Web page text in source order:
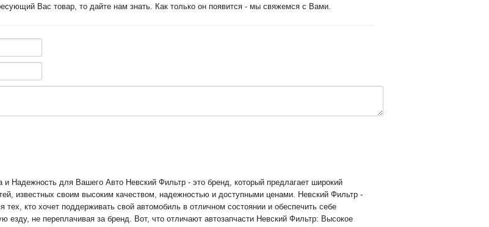
Вас товар, то дайте нам знать. Как только он появится - мы свяжемся с Вами.
и Надежность для Вашего Авто Невский Фильтр - это бренд, который предлагает широкий
известных своим высоким качеством, надежностью и доступными ценами. Невский Фильтр -
тех, кто хочет поддерживать свой автомобиль в отличном состоянии и обеспечить себе
езду, не переплачивая за бренд. Вот, что отличают автозапчасти Невский Фильтр: Высокое